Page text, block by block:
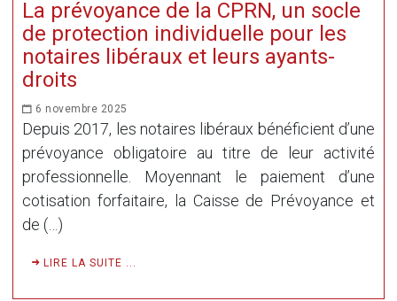
La prévoyance de la CPRN, un socle
de protection individuelle pour les
notaires libéraux et leurs ayants-
droits
6 novembre 2025
Depuis 2017, les notaires libéraux bénéficient d’une
prévoyance obligatoire au titre de leur activité
professionnelle. Moyennant le paiement d’une
cotisation forfaitaire, la Caisse de Prévoyance et
de (…)
LIRE LA SUITE ...